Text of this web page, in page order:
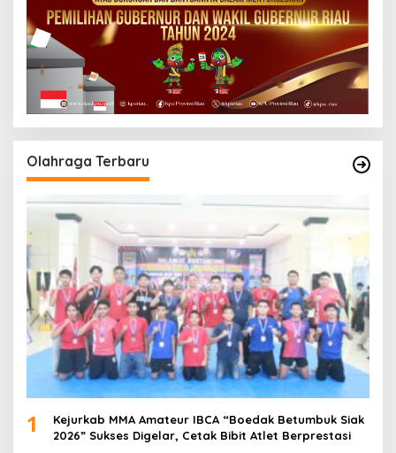
Olahraga Terbaru
1
Kejurkab MMA Amateur IBCA “Boedak Betumbuk Siak
2026” Sukses Digelar, Cetak Bibit Atlet Berprestasi